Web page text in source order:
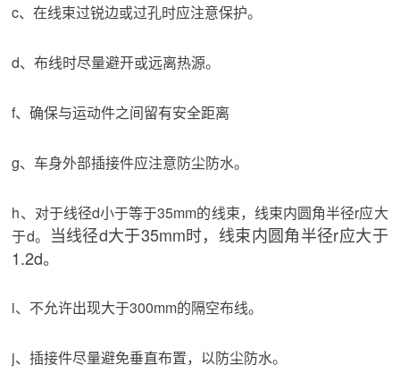
c、在线束过锐边或过孔时应注意保护。
d、布线时尽量避开或远离热源。
f、确保与运动件之间留有安全距离
g、车身外部插接件应注意防尘防水。
h、对于线径d小于等于35mm的线束，线束内圆角半径r应大
于d。 当线径d大于35mm时，线束内圆角半径r应大于
1.2d。
i、不允许出现大于300mm的隔空布线。
j、插接件尽量避免垂直布置，以防尘防水。